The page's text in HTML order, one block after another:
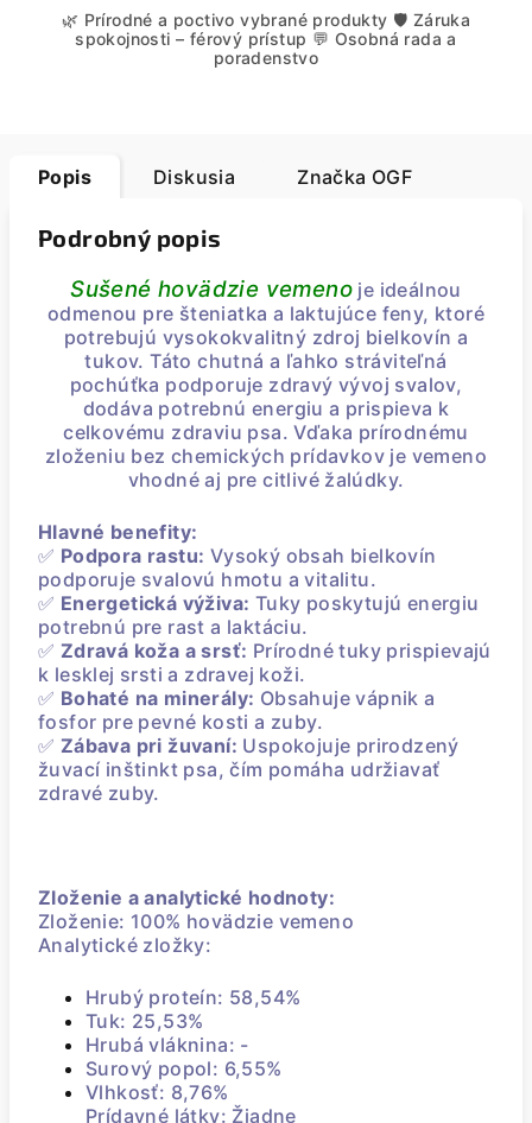
🌿 Prírodné a poctivo vybrané produkty 🛡️ Záruka
spokojnosti – férový prístup 💬 Osobná rada a
poradenstvo
Popis Diskusia Značka OGF
Podrobný popis
Sušené hovädzie vemeno je ideálnou
odmenou pre šteniatka a laktujúce feny, ktoré
potrebujú vysokokvalitný zdroj bielkovín a
tukov. Táto chutná a ľahko stráviteľná
pochúťka podporuje zdravý vývoj svalov,
dodáva potrebnú energiu a prispieva k
celkovému zdraviu psa. Vďaka prírodnému
zloženiu bez chemických prídavkov je vemeno
vhodné aj pre citlivé žalúdky.
Hlavné benefity:
✅ Podpora rastu: Vysoký obsah bielkovín
podporuje svalovú hmotu a vitalitu.
✅ Energetická výživa: Tuky poskytujú energiu
potrebnú pre rast a laktáciu.
✅ Zdravá koža a srsť: Prírodné tuky prispievajú
k lesklej srsti a zdravej koži.
✅ Bohaté na minerály: Obsahuje vápnik a
fosfor pre pevné kosti a zuby.
✅ Zábava pri žuvaní: Uspokojuje prirodzený
žuvací inštinkt psa, čím pomáha udržiavať
zdravé zuby.
Zloženie a analytické hodnoty:
Zloženie: 100% hovädzie vemeno
Analytické zložky:
Hrubý proteín: 58,54%
Tuk: 25,53%
Hrubá vláknina: -
Surový popol: 6,55%
Vlhkosť: 8,76%
Prídavné látky: Žiadne